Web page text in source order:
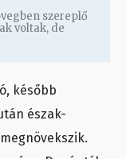
szereplő
voltak, de
később
észak-